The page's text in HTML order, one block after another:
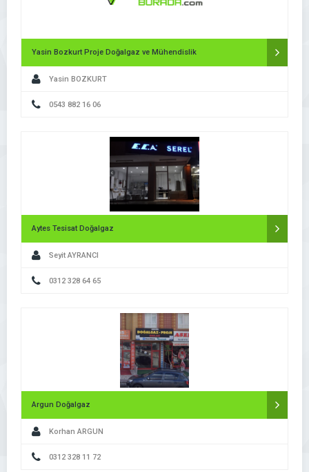
Yasin Bozkurt Proje Doğalgaz ve Mühendislik
Yasin BOZKURT
0543 882 16 06
Aytes Tesisat Doğalgaz
Seyit AYRANCI
0312 328 64 65
Argun Doğalgaz
Korhan ARGUN
0312 328 11 72